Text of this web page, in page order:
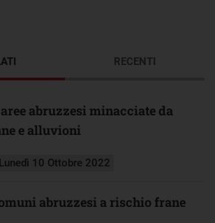
abruzzesi minacciate da
e alluvioni
Lunedì 10 Ottobre 2022
abruzzesi a rischio frane
RECENTI